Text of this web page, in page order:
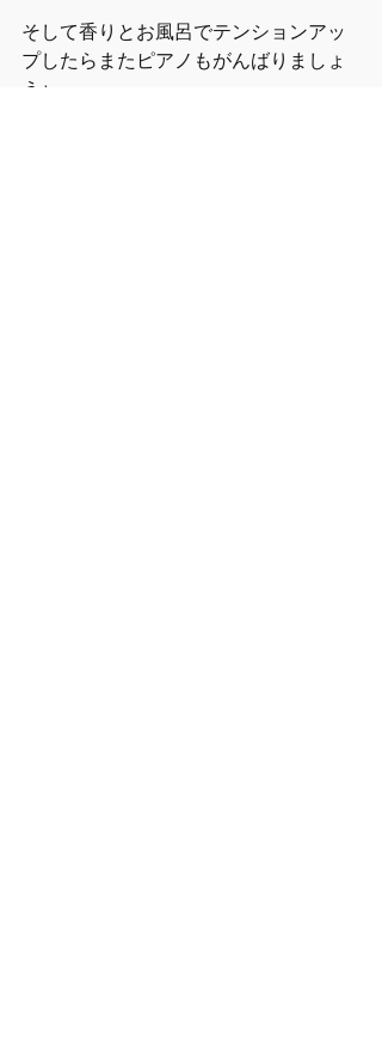
そして香りとお風呂でテンションアッ
プしたらまたピアノもがんばりましょ
う♪